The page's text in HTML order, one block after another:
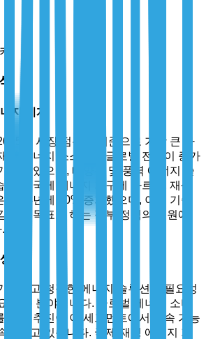
지 기계
년 시장 점유율 기준으로 가장 큰 하
생 에너지 소스로의 글로벌 전환이 증가
하고 있으며, 태양광 및 풍력 에너지 솔
다. 국제 에너지 기구에 따르면, 재생
2024년에 30% 증가했으며, 이는 기술
소를 목표로 하는 정부 정책의 지원에
성
능하고 청정한 에너지 솔루션의 필요성
응용 분야입니다. 글로벌 에너지 소비
위한 추진이 이 세그먼트에서 지속 가능
화하고 있습니다. 국제 재생 에너지 기